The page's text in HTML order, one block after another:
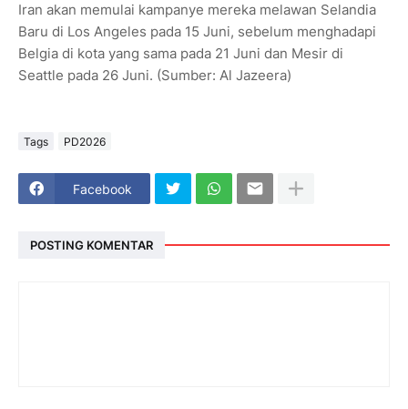
Iran akan memulai kampanye mereka melawan Selandia
Baru di Los Angeles pada 15 Juni, sebelum menghadapi
Belgia di kota yang sama pada 21 Juni dan Mesir di
Seattle pada 26 Juni. (Sumber: Al Jazeera)
Tags PD2026
Facebook
POSTING KOMENTAR